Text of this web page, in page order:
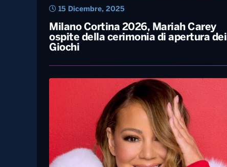
Milano Cortina 2026, Mariah Carey
ospite della cerimonia di apertura dei
Giochi
15 Dicembre, 2025